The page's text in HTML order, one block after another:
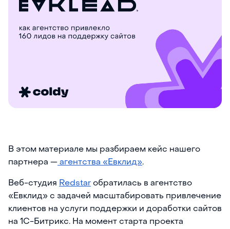
В этом материале мы разбираем кейс нашего
партнера — агентства «Евклид».
Веб-студия Redstar обратилась в агентство
«Евклид» с задачей масштабировать привлечение
клиентов на услуги поддержки и доработки сайтов
на 1С-Битрикс. На момент старта проекта